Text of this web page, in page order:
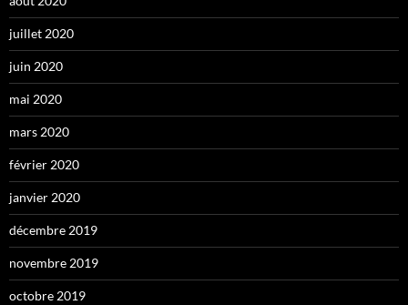
juillet 2020
juin 2020
mai 2020
mars 2020
février 2020
janvier 2020
décembre 2019
novembre 2019
octobre 2019